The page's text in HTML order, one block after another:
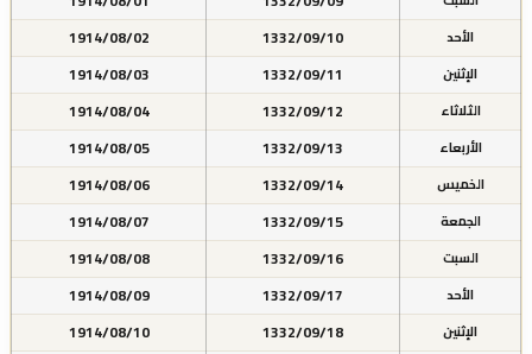
الأحد 1332/09/10
1914/08/02
الإثنين 1332/09/11
1914/08/03
الثلاثاء 1332/09/12
1914/08/04
الأربعاء 1332/09/13
1914/08/05
الخميس 1332/09/14
1914/08/06
الجمعة 1332/09/15
1914/08/07
السبت 1332/09/16
1914/08/08
الأحد 1332/09/17
1914/08/09
الإثنين 1332/09/18
1914/08/10